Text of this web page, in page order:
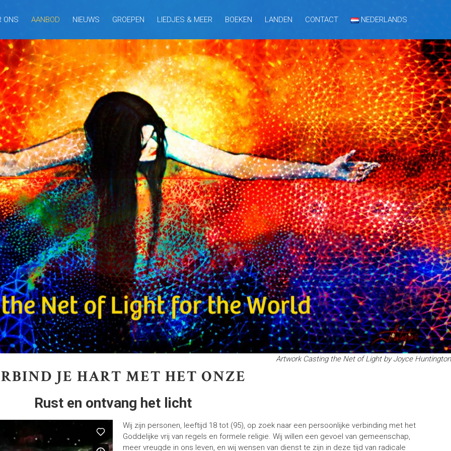
ONS AANBOD NIEUWS GROEPEN LIEDJES & MEER BOEKEN LANDEN CONTACT NEDERLANDS
Artwork Casting the Net of Light by Joyce Huntington
JE HART MET HET ONZE
Rust en ontvang het licht
Wij zijn personen, leeftijd 18 tot (95), op zoek naar een persoonlijke verbinding met het
Goddelijke vrij van regels en formele religie. Wij willen een gevoel van gemeenschap,
meer vreugde in ons leven, en wij wensen van dienst te zijn in deze tijd van radicale